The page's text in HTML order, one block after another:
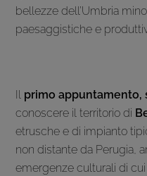
bellezze dell’Umbria
paesaggistiche e
Il primo appuntamento,
conoscere il territorio di
etrusche e di impianto
non distante da Perugia,
emergenze culturali di